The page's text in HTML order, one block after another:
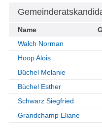
Name
Walch Norman
Hoop Alois
Büchel Melanie
Büchel Esther
Schwarz Siegfried
Grandchamp Eliane